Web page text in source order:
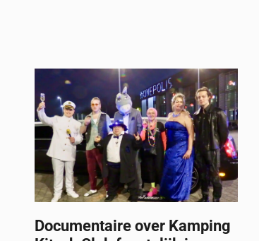
Documentaire over Kamping